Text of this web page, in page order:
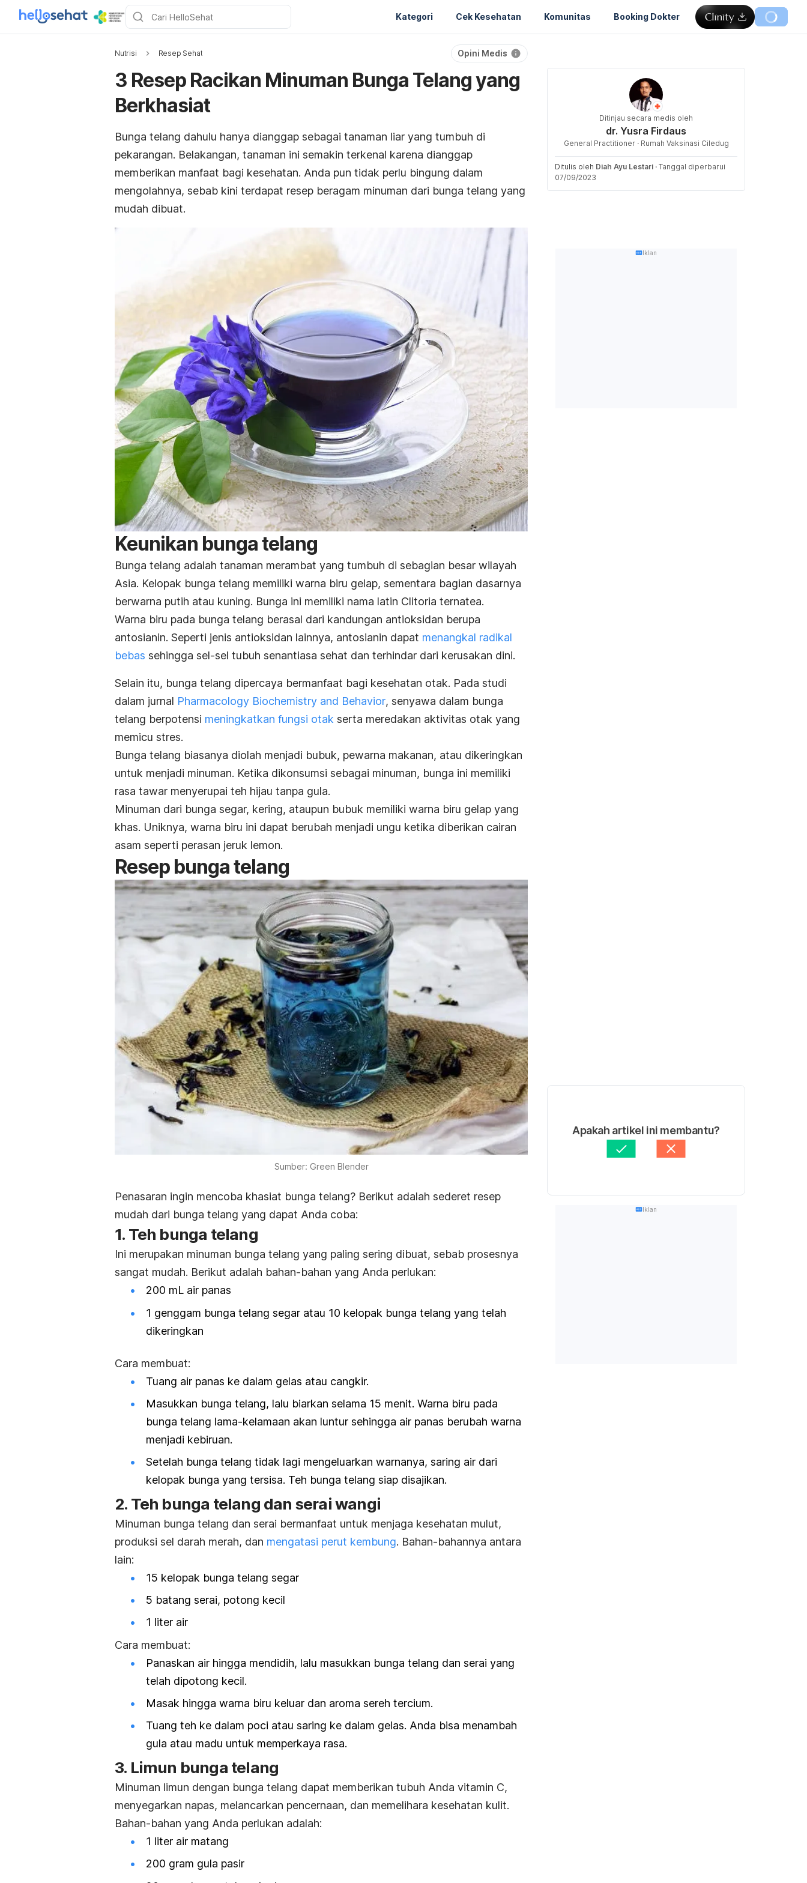
Kategori Cek Kesehatan Komunitas Booking Dokter
Nutrisi Resep Sehat Opini Medis
3 Resep Racikan Minuman Bunga Telang yang
Berkhasiat
Bunga telang dahulu hanya dianggap sebagai tanaman liar yang tumbuh di
pekarangan. Belakangan, tanaman ini semakin terkenal karena dianggap
memberikan manfaat bagi kesehatan. Anda pun tidak perlu bingung dalam
mengolahnya, sebab kini terdapat resep beragam minuman dari bunga telang yang
mudah dibuat.
Keunikan bunga telang
Bunga telang adalah tanaman merambat yang tumbuh di sebagian besar wilayah
Asia. Kelopak bunga telang memiliki warna biru gelap, sementara bagian dasarnya
berwarna putih atau kuning. Bunga ini memiliki nama latin Clitoria ternatea.
Warna biru pada bunga telang berasal dari kandungan antioksidan berupa
antosianin. Seperti jenis antioksidan lainnya, antosianin dapat menangkal radikal
bebas sehingga sel-sel tubuh senantiasa sehat dan terhindar dari kerusakan dini.
Selain itu, bunga telang dipercaya bermanfaat bagi kesehatan otak. Pada studi
dalam jurnal Pharmacology Biochemistry and Behavior, senyawa dalam bunga
telang berpotensi meningkatkan fungsi otak serta meredakan aktivitas otak yang
memicu stres.
Bunga telang biasanya diolah menjadi bubuk, pewarna makanan, atau dikeringkan
untuk menjadi minuman. Ketika dikonsumsi sebagai minuman, bunga ini memiliki
rasa tawar menyerupai teh hijau tanpa gula.
Minuman dari bunga segar, kering, ataupun bubuk memiliki warna biru gelap yang
khas. Uniknya, warna biru ini dapat berubah menjadi ungu ketika diberikan cairan
asam seperti perasan jeruk lemon.
Resep bunga telang
Sumber: Green Blender
Penasaran ingin mencoba khasiat bunga telang? Berikut adalah sederet resep
mudah dari bunga telang yang dapat Anda coba:
1. Teh bunga telang
Ini merupakan minuman bunga telang yang paling sering dibuat, sebab prosesnya
sangat mudah. Berikut adalah bahan-bahan yang Anda perlukan:
200 mL air panas
1 genggam bunga telang segar atau 10 kelopak bunga telang yang telah
dikeringkan
Cara membuat:
Tuang air panas ke dalam gelas atau cangkir.
Masukkan bunga telang, lalu biarkan selama 15 menit. Warna biru pada
bunga telang lama-kelamaan akan luntur sehingga air panas berubah warna
menjadi kebiruan.
Setelah bunga telang tidak lagi mengeluarkan warnanya, saring air dari
kelopak bunga yang tersisa. Teh bunga telang siap disajikan.
2. Teh bunga telang dan serai wangi
Minuman bunga telang dan serai bermanfaat untuk menjaga kesehatan mulut,
produksi sel darah merah, dan mengatasi perut kembung. Bahan-bahannya antara
lain:
15 kelopak bunga telang segar
5 batang serai, potong kecil
1 liter air
Cara membuat:
Panaskan air hingga mendidih, lalu masukkan bunga telang dan serai yang
telah dipotong kecil.
Masak hingga warna biru keluar dan aroma sereh tercium.
Tuang teh ke dalam poci atau saring ke dalam gelas. Anda bisa menambah
gula atau madu untuk memperkaya rasa.
3. Limun bunga telang
Minuman limun dengan bunga telang dapat memberikan tubuh Anda vitamin C,
menyegarkan napas, melancarkan pencernaan, dan memelihara kesehatan kulit.
Bahan-bahan yang Anda perlukan adalah:
1 liter air matang
200 gram gula pasir
Ditinjau secara medis oleh
dr. Yusra Firdaus
General Practitioner · Rumah Vaksinasi Ciledug
Ditulis oleh Diah Ayu Lestari · Tanggal diperbarui
07/09/2023
Iklan
Apakah artikel ini membantu?
Iklan